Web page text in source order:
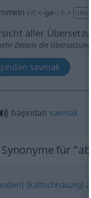
v/t <-ge-; h.> UMG
aller
Details die
savmak
başından savmak
Synonyme für
(kaltschnäuzig)